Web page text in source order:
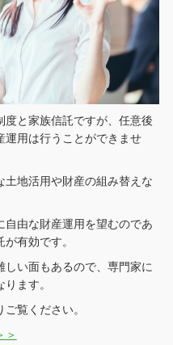
と家族信託ですが、任意後
運用は行うことができませ
地活用や財産の組み替えな
自由な財産運用を望むのであ
有効です。
い面もあるので、専門家に
ます。
覧ください。
＞